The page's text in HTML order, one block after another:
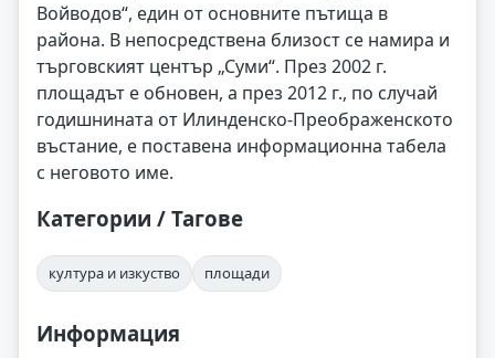
Войводов“, един от основните пътища в
района. В непосредствена близост се намира и
търговският център „Суми“. През 2002 г.
площадът е обновен, а през 2012 г., по случай
годишнината от Илинденско-Преображенското
въстание, е поставена информационна табела
с неговото име.
Категории / Тагове
култура и изкуство площади
Информация